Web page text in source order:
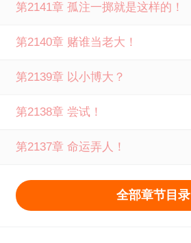
第2141章 孤注一掷就是这样的！
第2140章 赌谁当老大！
第2139章 以小博大？
第2138章 尝试！
第2137章 命运弄人！
全部章节目录